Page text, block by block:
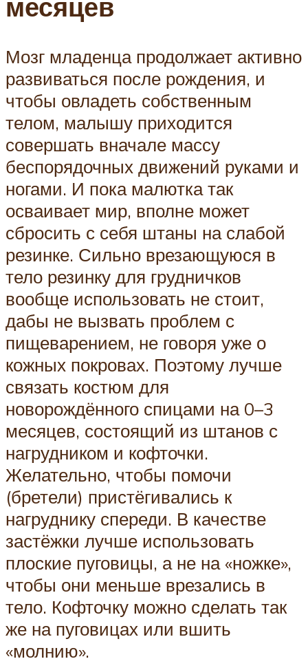
Мозг младенца продолжает активно
развиваться после рождения, и
чтобы овладеть собственным
телом, малышу приходится
совершать вначале массу
беспорядочных движений руками и
ногами. И пока малютка так
осваивает мир, вполне может
сбросить с себя штаны на слабой
резинке. Сильно врезающуюся в
тело резинку для грудничков
вообще использовать не стоит,
дабы не вызвать проблем с
пищеварением, не говоря уже о
кожных покровах. Поэтому лучше
связать костюм для
новорождённого спицами на 0–3
месяцев, состоящий из штанов с
нагрудником и кофточки.
Желательно, чтобы помочи
(бретели) пристёгивались к
нагруднику спереди. В качестве
застёжки лучше использовать
плоские пуговицы, а не на «ножке»,
чтобы они меньше врезались в
тело. Кофточку можно сделать так
же на пуговицах или вшить
«молнию».